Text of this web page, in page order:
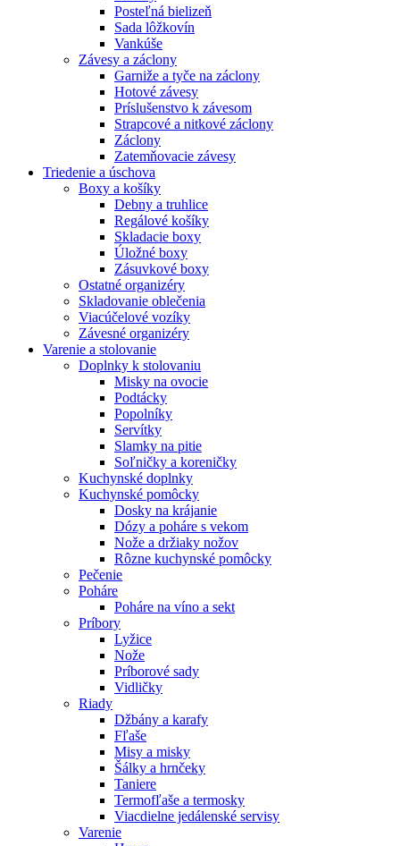
Posteľná bielizeň
Sada lôžkovín
Vankúše
Závesy a záclony
Garniže a tyče na záclony
Hotové závesy
Príslušenstvo k závesom
Strapcové a nitkové záclony
Záclony
Zatemňovacie závesy
Triedenie a úschova
Boxy a košíky
Debny a truhlice
Regálové košíky
Skladacie boxy
Úložné boxy
Zásuvkové boxy
Ostatné organizéry
Skladovanie oblečenia
Viacúčelové vozíky
Závesné organizéry
Varenie a stolovanie
Doplnky k stolovaniu
Misky na ovocie
Podtácky
Popolníky
Servítky
Slamky na pitie
Soľničky a koreničky
Kuchynské doplnky
Kuchynské pomôcky
Dosky na krájanie
Dózy a poháre s vekom
Nože a držiaky nožov
Rôzne kuchynské pomôcky
Pečenie
Poháre
Poháre na víno a sekt
Príbory
Lyžice
Nože
Príborové sady
Vidličky
Riady
Džbány a karafy
Fľaše
Misy a misky
Šálky a hrnčeky
Taniere
Termofľaše a termosky
Viacdielne jedálenské servisy
Varenie